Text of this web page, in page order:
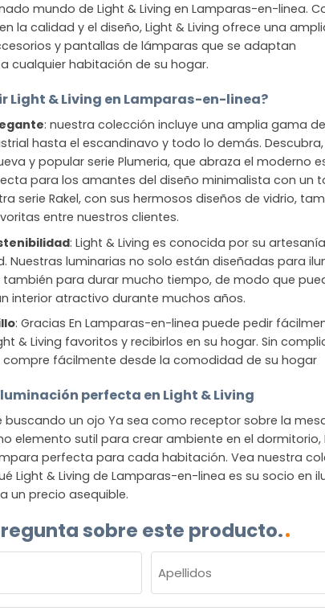
mundo de Light & Living en Lamparas-en-linea.
la calidad y el diseño, Light & Living ofrece una
y pantallas de lámparas que se adaptan
cualquier habitación de su hogar.
Light & Living en Lamparas-en-linea?
: nuestra colección incluye una amplia gama
hasta el escandinavo y todo lo demás.
y popular serie Plumeria, que abraza el moderno
para los amantes del diseño minimalista con un
serie Rakel, con sus hermosos diseños de vidrio,
entre nuestros clientes.
: Light & Living es conocida por su
Nuestras luminarias no solo están diseñadas para
también para durar mucho tiempo, de modo que
interior atractivo durante muchos años.
: Gracias En Lamparas-en-linea puede pedir
& Living favoritos y recibirlos en su hogar. Sin
fácilmente desde la comodidad de su hogar
perfecta en Light & Living
buscando un ojo Ya sea como receptor sobre la
elemento sutil para crear ambiente en el dormitorio,
perfecta para cada habitación. Vea nuestra
Light & Living de Lamparas-en-linea es su socio en
un precio asequible.
sobre este producto.
Apellidos